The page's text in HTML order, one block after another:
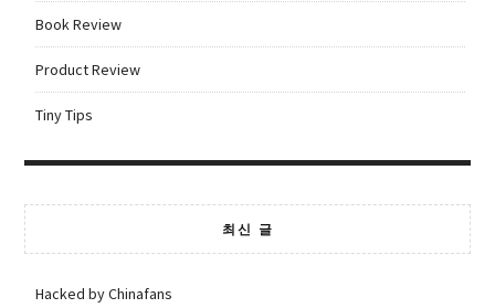
Book Review
Product Review
Tiny Tips
최신 글
Hacked by Chinafans